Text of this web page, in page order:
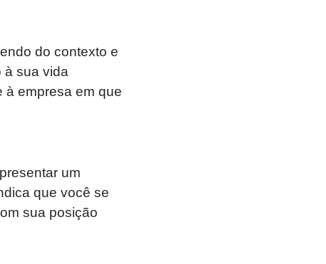
do contexto e
à sua vida
à empresa em que
um
que você se
sua posição